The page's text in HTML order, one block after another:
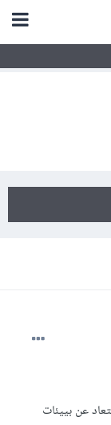
عن بييئات